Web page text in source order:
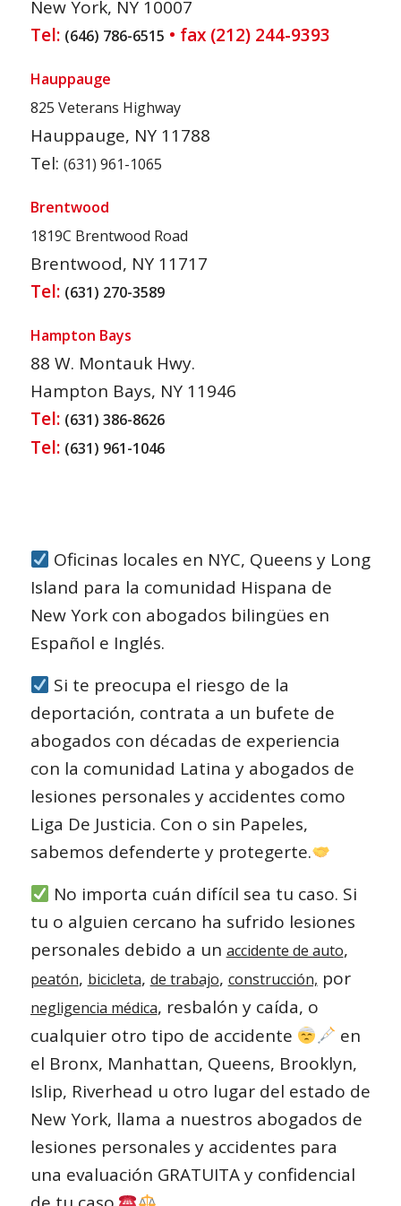
New York, NY 10007
Tel: (646) 786-6515 • fax (212) 244-9393
Hauppauge
825 Veterans Highway
Hauppauge, NY 11788
Tel: (631) 961-1065
Brentwood
1819C Brentwood Road
Brentwood, NY 11717
Tel: (631) 270-3589
Hampton Bays
88 W. Montauk Hwy.
Hampton Bays, NY 11946
Tel: (631) 386-8626
Tel: (631) 961-1046
Oficinas locales en NYC, Queens y Long
Island para la comunidad Hispana de
New York con abogados bilingües en
Español e Inglés.
Si te preocupa el riesgo de la
deportación, contrata a un bufete de
abogados con décadas de experiencia
con la comunidad Latina y abogados de
lesiones personales y accidentes como
Liga De Justicia. Con o sin Papeles,
sabemos defenderte y protegerte.
No importa cuán difícil sea tu caso. Si
tu o alguien cercano ha sufrido lesiones
personales debido a un accidente de auto,
peatón, bicicleta, de trabajo, construcción, por
negligencia médica, resbalón y caída, o
cualquier otro tipo de accidente
en
el Bronx, Manhattan, Queens, Brooklyn,
Islip, Riverhead u otro lugar del estado de
New York, llama a nuestros abogados de
lesiones personales y accidentes para
una evaluación GRATUITA y confidencial